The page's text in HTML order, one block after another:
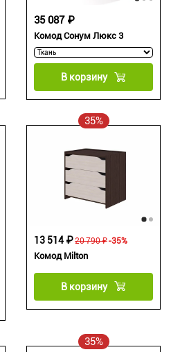
Комод Сонум Люкс 3
35 087 ₽
В корзину
35%
Комод Milton
20 790 ₽
13 514 ₽ -35%
В корзину
35%